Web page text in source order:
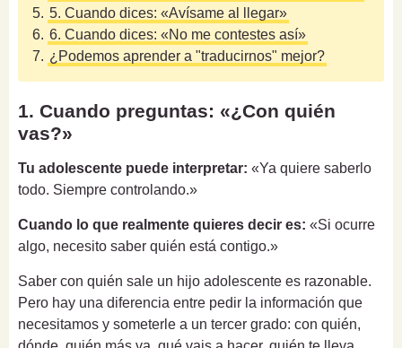
5. 5. Cuando dices: «Avísame al llegar»
6. 6. Cuando dices: «No me contestes así»
7. ¿Podemos aprender a "traducirnos" mejor?
1. Cuando preguntas: «¿Con quién
vas?»
Tu adolescente puede interpretar: «Ya quiere saberlo
todo. Siempre controlando.»
Cuando lo que realmente quieres decir es: «Si ocurre
algo, necesito saber quién está contigo.»
Saber con quién sale un hijo adolescente es razonable.
Pero hay una diferencia entre pedir la información que
necesitamos y someterle a un tercer grado: con quién,